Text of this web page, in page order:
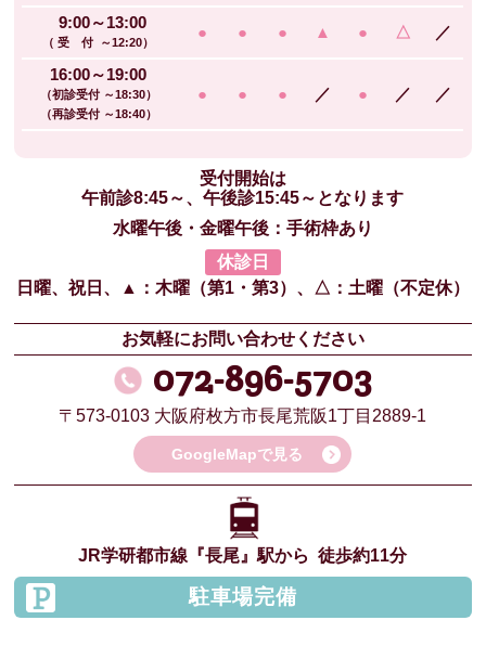
9:00～13:00
（ 受 付 ～12:20）
● ● ● ▲ ● △ ／
16:00～19:00
（初診受付 ～18:30）
（再診受付 ～18:40）
● ● ● ／ ● ／ ／
受付開始は
午前診8:45～、午後診15:45～となります
水曜午後・金曜午後：手術枠あり
休診日
日曜、祝日、
▲：木曜（第1・第3）、 △：土曜（不定休）
お気軽にお問い合わせください
072-896-5703
〒573-0103 大阪府枚方市長尾荒阪1丁目2889-1
GoogleMapで見る
JR学研都市線 『長尾』駅から徒歩約11分
駐車場完備